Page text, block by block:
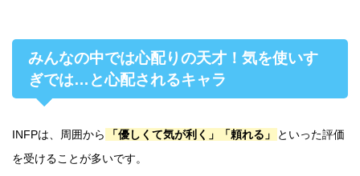
みんなの中では心配りの天才！気を使いす
ぎでは…と心配されるキャラ
INFPは、周囲から 「優しくて気が利く」「頼れる」
といった評価
を受けることが多いです。